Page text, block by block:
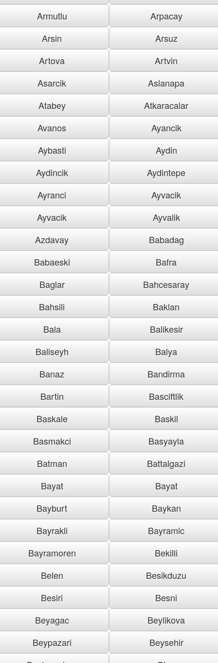
Armutlu
Arpacay
Arsin
Arsuz
Artova
Artvin
Asarcik
Aslanapa
Atabey
Atkaracalar
Avanos
Ayancik
Aybasti
Aydin
Aydincik
Aydintepe
Ayranci
Ayvacik
Ayvacik
Ayvalik
Azdavay
Babadag
Babaeski
Bafra
Baglar
Bahcesaray
Bahsili
Baklan
Bala
Balikesir
Baliseyh
Balya
Banaz
Bandirma
Bartin
Basciftlik
Baskale
Baskil
Basmakci
Basyayla
Batman
Battalgazi
Bayat
Bayat
Bayburt
Baykan
Bayrakli
Bayramic
Bayramoren
Bekilli
Belen
Besikduzu
Besiri
Besni
Beyagac
Beylikova
Beypazari
Beysehir